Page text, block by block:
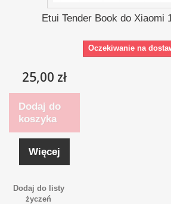
Etui Tender Book do Xiaomi
Oczekiwanie na
25,00 zł
Dodaj do
koszyka
Więcej
Dodaj do listy
życzeń